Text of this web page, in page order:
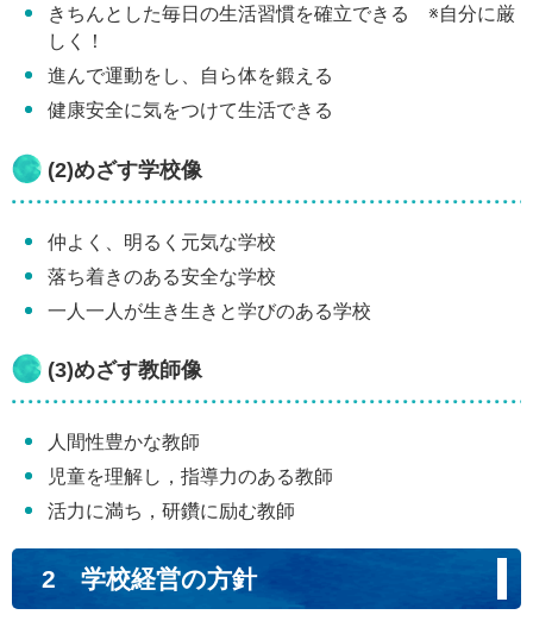
きちんとした毎日の生活習慣を確立できる ※自分に厳
しく！
進んで運動をし、自ら体を鍛える
健康安全に気をつけて生活できる
(2)めざす学校像
仲よく、明るく元気な学校
落ち着きのある安全な学校
一人一人が生き生きと学びのある学校
(3)めざす教師像
人間性豊かな教師
児童を理解し，指導力のある教師
活力に満ち，研鑽に励む教師
2 学校経営の方針